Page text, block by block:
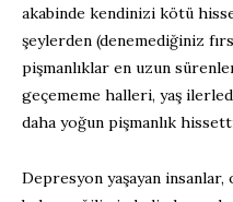
akabinde kendinizi kötü
şeylerden (denemediğiniz
pişmanlıklar en uzun
geçememe halleri, yaş
daha yoğun pişmanlık
Depresyon yaşayan